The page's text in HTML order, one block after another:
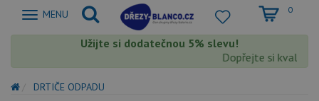
Zobrazit
MENU 0
Užijte si dodatečnou 5% slevu!
Dopřejte si kvalitu
DRTIČE ODPADU